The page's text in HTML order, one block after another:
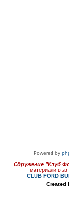
Powered by
Сдружение "Клуб
материали
CLUB FORD
Created